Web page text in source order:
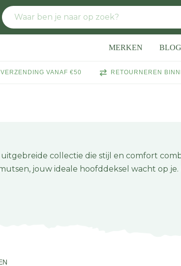
MERKEN BLOG
VANAF €50 RETOURNEREN
collectie die stijl en comfort
jouw ideale hoofddeksel wacht op je.